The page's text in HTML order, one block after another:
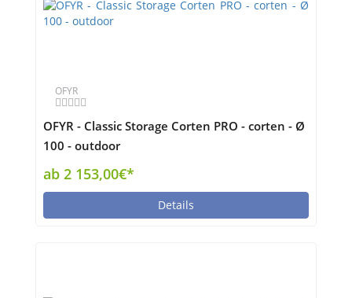
OFYR
OFYR - Classic Storage Corten PRO - corten - Ø
100 - outdoor
ab 2 153,00€*
Details